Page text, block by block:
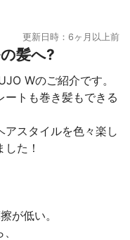
更新日時：6ヶ月以上前
髪へ?
Wのご紹介です。
ートも巻き髪もできる
スタイルを色々楽し
た！
が低い。